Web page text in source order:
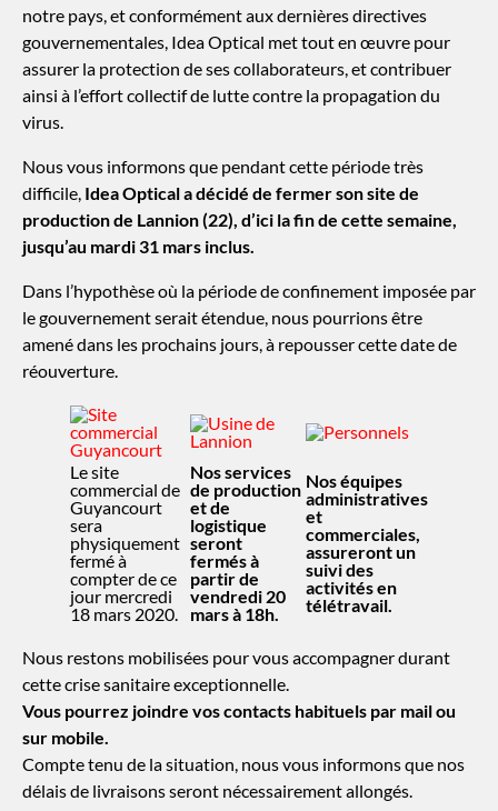
notre pays, et conformément aux dernières directives
gouvernementales, Idea Optical met tout en œuvre pour
assurer la protection de ses collaborateurs, et contribuer
ainsi à l’effort collectif de lutte contre la propagation du
virus.
Nous vous informons que pendant cette période très
difficile, Idea Optical a décidé de fermer son site de
production de Lannion (22), d’ici la fin de cette semaine,
jusqu’au mardi 31 mars inclus.
Dans l’hypothèse où la période de confinement imposée par
le gouvernement serait étendue, nous pourrions être
amené dans les prochains jours, à repousser cette date de
réouverture.
Le site
commercial de
Guyancourt
sera
physiquement
fermé à
compter de ce
jour mercredi
18 mars 2020.
Nos services
de production
et de
logistique
seront
fermés à
partir de
vendredi 20
mars à 18h.
Nos équipes
administratives
et
commerciales,
assureront un
suivi des
activités en
télétravail.
Nous restons mobilisées pour vous accompagner durant
cette crise sanitaire exceptionnelle.
Vous pourrez joindre vos contacts habituels par mail ou
sur mobile.
Compte tenu de la situation, nous vous informons que nos
délais de livraisons seront nécessairement allongés.